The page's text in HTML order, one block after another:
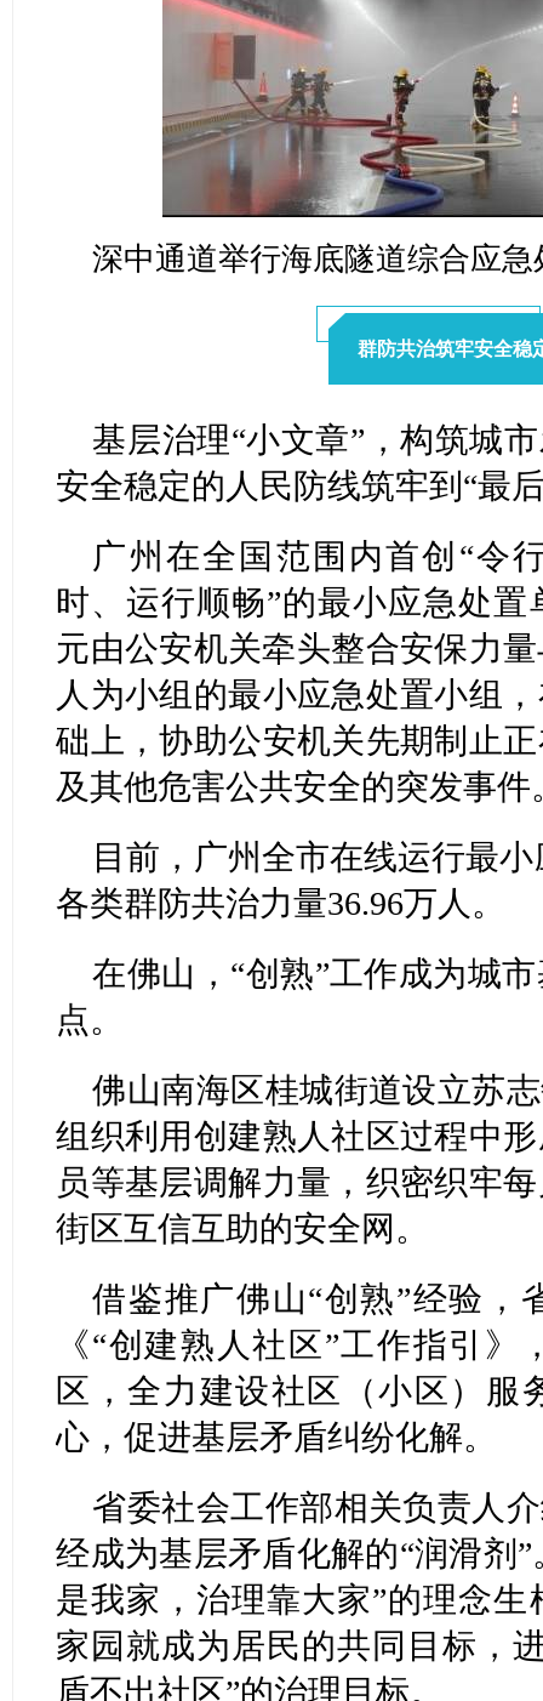
深中通道举行海底隧道综合应
群防共治筑牢安全稳
基层治理“小文章”，构筑城
安全稳定的人民防线筑牢到“最
广州在全国范围内首创“令
时、运行顺畅”的最小应急处
元由公安机关牵头整合安保力
人为小组的最小应急处置小组
础上，协助公安机关先期制止
及其他危害公共安全的突发事件
目前，广州全市在线运行最
各类群防共治力量36.96万人。
在佛山，“创熟”工作成为城
点。
佛山南海区桂城街道设立苏
组织利用创建熟人社区过程中
员等基层调解力量，织密织牢
街区互信互助的安全网。
借鉴推广佛山“创熟”经验，
《“创建熟人社区”工作指引
区，全力建设社区（小区）服
心，促进基层矛盾纠纷化解。
省委社会工作部相关负责人
经成为基层矛盾化解的“润滑剂”
是我家，治理靠大家”的理念
家园就成为居民的共同目标，
盾不出社区”的治理目标。